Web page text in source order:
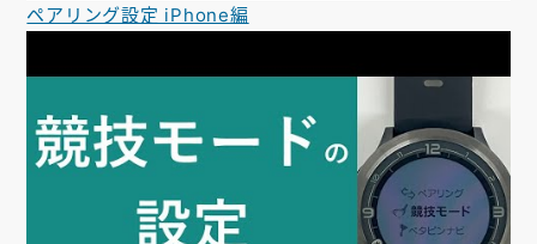
ペアリング設定 iPhone編